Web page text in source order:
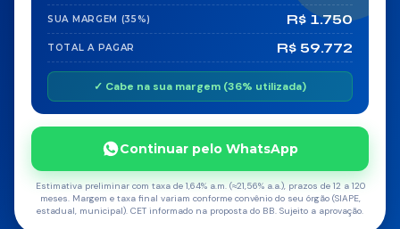
SEGUROS
Vida
Residencial
Auto
Prestamista
Ourocap
SUA MARGEM (35%) R$ 1.750
TOTAL A PAGAR R$ 59.772
✓ Cabe na sua margem (36% utilizada)
Continuar pelo WhatsApp
Estimativa preliminar com taxa de 1,64% a.m. (≈21,56% a.a.), prazos de 12 a 120
meses. Margem e taxa final variam conforme convênio do seu órgão (SIAPE,
estadual, municipal). CET informado na proposta do BB. Sujeito a aprovação.